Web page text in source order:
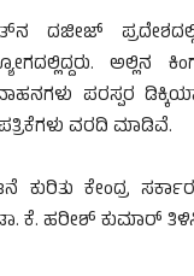
ದಜೀಜ್‌
ಅಲ್ಲಿನ
ಪರಸ್ಪರ
ವರದಿ ಮಾಡಿವೆ.
ಕುರಿತು ಕೇಂದ್ರ
ಕೆ. ಹರೀಶ್ ಕುಮಾರ್